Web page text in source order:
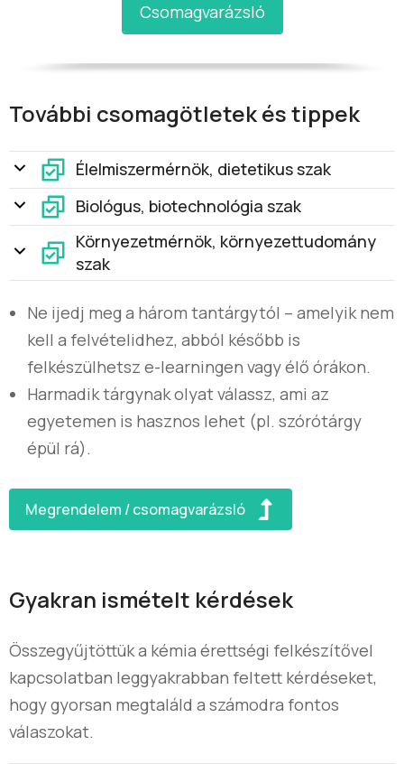
Csomagvarázsló
További csomagötletek és tippek
Élelmiszermérnök, dietetikus szak
Biológus, biotechnológia szak
Környezetmérnök, környezettudomány
szak
Ne ijedj meg a három tantárgytól – amelyik nem
kell a felvételidhez, abból később is
felkészülhetsz e-learningen vagy élő órákon.
Harmadik tárgynak olyat válassz, ami az
egyetemen is hasznos lehet (pl. szórótárgy
épül rá).
Megrendelem / csomagvarázsló
Gyakran ismételt kérdések
Összegyűjtöttük a kémia érettségi felkészítővel
kapcsolatban leggyakrabban feltett kérdéseket,
hogy gyorsan megtaláld a számodra fontos
válaszokat.